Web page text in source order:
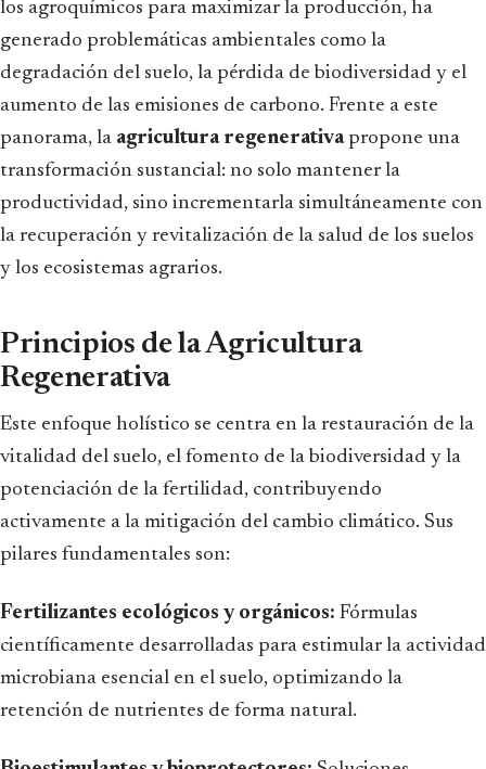
los agroquímicos para maximizar la producción, ha
generado problemáticas ambientales como la
degradación del suelo, la pérdida de biodiversidad y el
aumento de las emisiones de carbono. Frente a este
panorama, la agricultura regenerativapropone una
transformación sustancial: no solo mantener la
productividad, sino incrementarla simultáneamente con
la recuperación y revitalización de la salud de los suelos
y los ecosistemas agrarios.
Principios de la Agricultura
Regenerativa
Este enfoque holístico se centra en la restauración de la
vitalidad del suelo, el fomento de la biodiversidad y la
potenciación de la fertilidad, contribuyendo
activamente a la mitigación del cambio climático. Sus
pilares fundamentales son:
Fertilizantes ecológicos y orgánicos: Fórmulas
científicamente desarrolladas para estimular la actividad
microbiana esencial en el suelo, optimizando la
retención de nutrientes de forma natural.